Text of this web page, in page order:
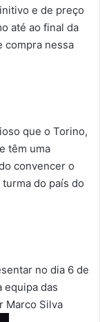
e de preço
até ao final da
compra nessa
que o Torino,
têm uma
convencer o
do país do
no dia 6 de
equipa das
Marco Silva